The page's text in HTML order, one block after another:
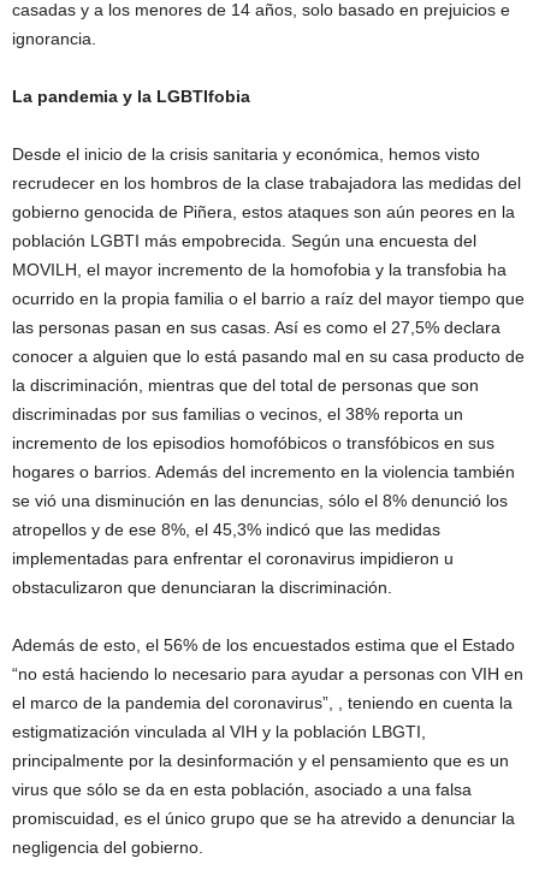
casadas y a los menores de 14 años, solo basado en prejuicios e
ignorancia.
La pandemia y la LGBTIfobia
Desde el inicio de la crisis sanitaria y económica, hemos visto
recrudecer en los hombros de la clase trabajadora las medidas del
gobierno genocida de Piñera, estos ataques son aún peores en la
población LGBTI más empobrecida. Según una encuesta del
MOVILH, el mayor incremento de la homofobia y la transfobia ha
ocurrido en la propia familia o el barrio a raíz del mayor tiempo que
las personas pasan en sus casas. Así es como el 27,5% declara
conocer a alguien que lo está pasando mal en su casa producto de
la discriminación, mientras que del total de personas que son
discriminadas por sus familias o vecinos, el 38% reporta un
incremento de los episodios homofóbicos o transfóbicos en sus
hogares o barrios. Además del incremento en la violencia también
se vió una disminución en las denuncias, sólo el 8% denunció los
atropellos y de ese 8%, el 45,3% indicó que las medidas
implementadas para enfrentar el coronavirus impidieron u
obstaculizaron que denunciaran la discriminación.
Además de esto, el 56% de los encuestados estima que el Estado
“no está haciendo lo necesario para ayudar a personas con VIH en
el marco de la pandemia del coronavirus”, , teniendo en cuenta la
estigmatización vinculada al VIH y la población LBGTI,
principalmente por la desinformación y el pensamiento que es un
virus que sólo se da en esta población, asociado a una falsa
promiscuidad, es el único grupo que se ha atrevido a denunciar la
negligencia del gobierno.